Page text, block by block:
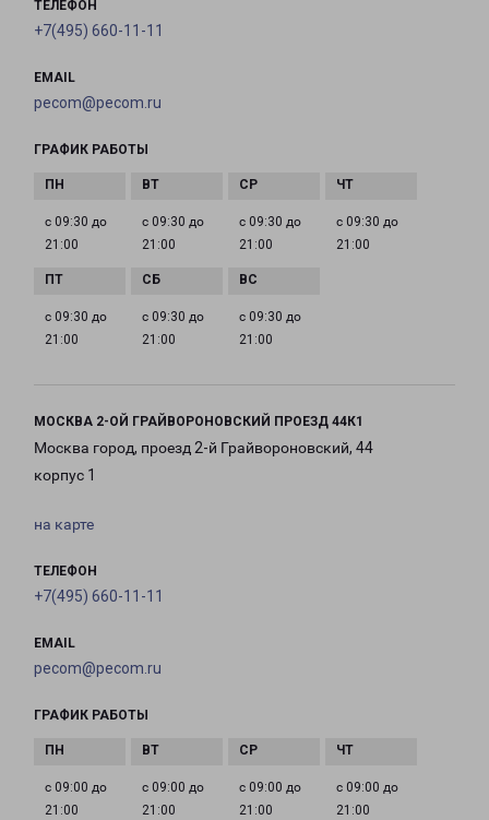
ТЕЛЕФОН
+7(495) 660-11-11
EMAIL
pecom@pecom.ru
ГРАФИК РАБОТЫ
с 09:30 до
21:00
с 09:30 до
21:00
с 09:30 до
21:00
с 09:30 до
21:00
с 09:30 до
21:00
с 09:30 до
21:00
с 09:30 до
21:00
МОСКВА 2-ОЙ ГРАЙВОРОНОВСКИЙ ПРОЕЗД 44К1
Москва город, проезд 2-й Грайвороновский, 44
корпус 1
на карте
ТЕЛЕФОН
+7(495) 660-11-11
EMAIL
pecom@pecom.ru
ГРАФИК РАБОТЫ
с 09:00 до
21:00
с 09:00 до
21:00
с 09:00 до
21:00
с 09:00 до
21:00